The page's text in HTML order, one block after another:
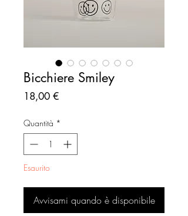
Bicchiere Smiley
18,00 €Prezzo
Quantità *
Esaurito
Avvisami quando è disponibile